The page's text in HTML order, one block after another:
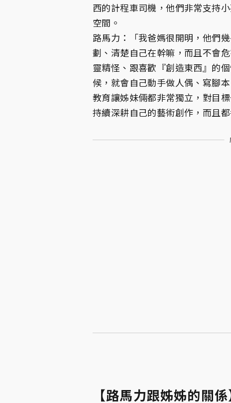
西的計程車司機，他們非常支持
空間。
路馬力：「我爸媽很開明，他們
劃、清楚自己在幹嘛，而且不會
靈精怪、跟喜歡『創造東西』的
候，就會自己動手做人偶、寫腳
教育讓姊妹倆都非常獨立，對目
持續深耕自己的藝術創作，而且
【路馬力跟姊姊的關